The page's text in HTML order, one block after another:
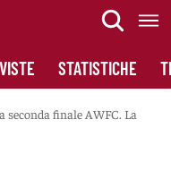
STATISTICHE
finale AWFC. La